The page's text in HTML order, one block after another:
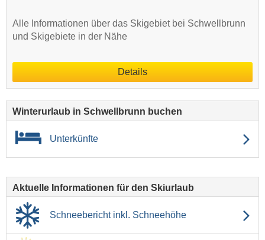
Alle Informationen über das Skigebiet bei Schwellbrunn
und Skigebiete in der Nähe
Details
Winterurlaub in Schwellbrunn buchen
Unterkünfte
Aktuelle Informationen für den Skiurlaub
Schneebericht inkl. Schneehöhe